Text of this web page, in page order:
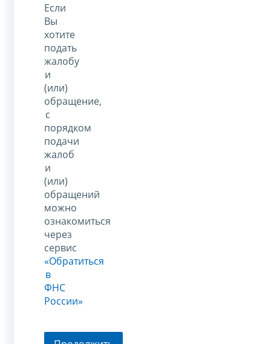
Если
Вы
хотите
подать
жалобу
и
(или)
обращение,
с
порядком
подачи
жалоб
и
(или)
обращений
можно
ознакомиться
через
сервис
«Обратиться
в
ФНС
России»